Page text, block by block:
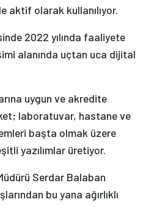
aktif olarak kullanılıyor.
2022 yılında faaliyete
alanında uçtan uca dijital
uygun ve akredite
laboratuvar, hastane ve
başta olmak üzere
yazılımlar üretiyor.
Serdar Balaban
bu yana ağırlıklı